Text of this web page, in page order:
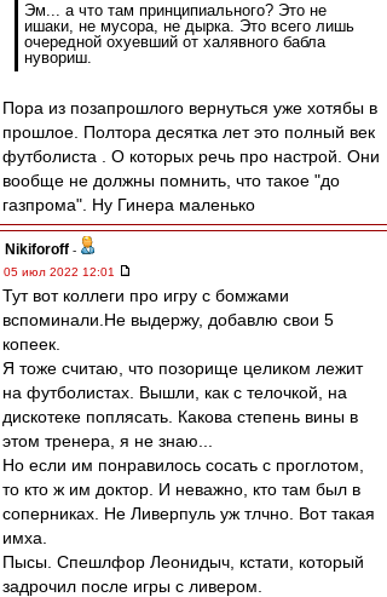
Эм... а что там принципиального? Это не
ишаки, не мусора, не дырка. Это всего лишь
очередной охуевший от халявного бабла
нувориш.
Пора из позапрошлого вернуться уже хотябы в
прошлое. Полтора десятка лет это полный век
футболиста . О которых речь про настрой. Они
вообще не должны помнить, что такое "до
газпрома". Ну Гинера маленько
Nikiforoff -
05 июл 2022 12:01
Тут вот коллеги про игру с бомжами
вспоминали.Не выдержу, добавлю свои 5
копеек.
Я тоже считаю, что позорище целиком лежит
на футболистах. Вышли, как с телочкой, на
дискотеке поплясать. Какова степень вины в
этом тренера, я не знаю...
Но если им понравилось сосать с проглотом,
то кто ж им доктор. И неважно, кто там был в
соперниках. Не Ливерпуль уж тлчно. Вот такая
имха.
Пысы. Спешлфор Леонидыч, кстати, который
задрочил после игры с ливером.